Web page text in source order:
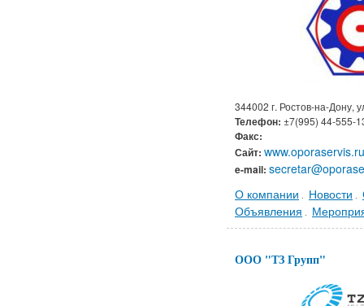
344002 г. Ростов-на-Дону,
Телефон: ±7(995) 44-555-
Факс:
Сайт: www.oporaservis.ru
e-mail:
О компании . Новости .
Объявления .
ООО "ТЗ Групп"